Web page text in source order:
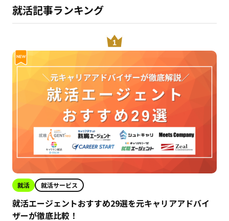
就活記事ランキング
就活 就活サービス
就活エージェントおすすめ29選を元キャリアアドバイ
ザーが徹底比較！